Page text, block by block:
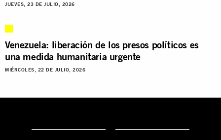
JUEVES, 23 DE JULIO, 2026
Venezuela: liberación de los presos políticos es
una medida humanitaria urgente
MIÉRCOLES, 22 DE JULIO, 2026